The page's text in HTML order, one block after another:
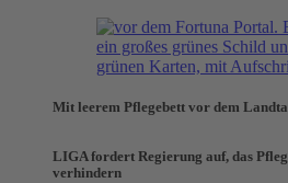
Mit leerem Pflegebett vor dem
LIGA fordert Regierung auf, das
verhindern